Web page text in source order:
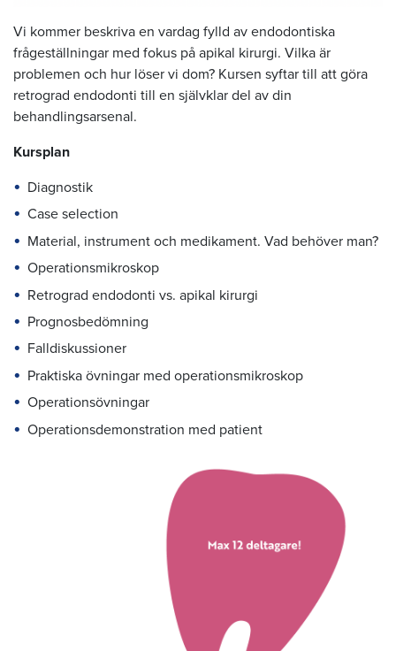
Vi kommer beskriva en vardag fylld av endodontiska
frågeställningar med fokus på apikal kirurgi. Vilka är
problemen och hur löser vi dom? Kursen syftar till att göra
retrograd endodonti till en självklar del av din
behandlingsarsenal.
Kursplan
Diagnostik
Case selection
Material, instrument och medikament. Vad behöver man?
Operationsmikroskop
Retrograd endodonti vs. apikal kirurgi
Prognosbedömning
Falldiskussioner
Praktiska övningar med operationsmikroskop
Operationsövningar
Operationsdemonstration med patient